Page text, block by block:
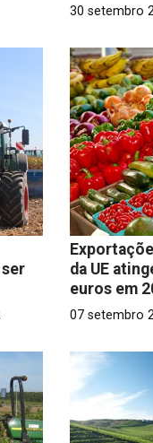
30 setembro
ser
da UE
euros em
07 setembro